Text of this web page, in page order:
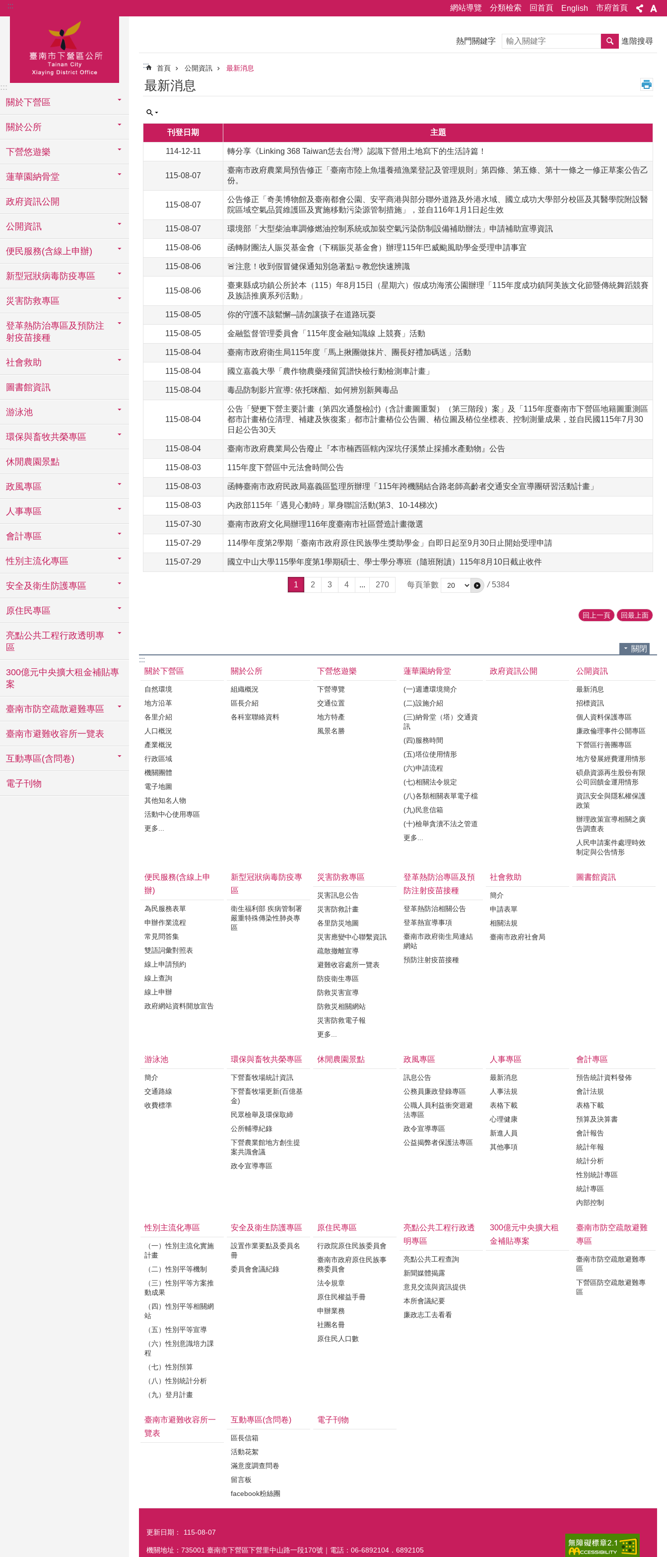
跳到主要內容區塊
::: 網站導覽 分類檢索 回首頁 English 市府首頁
:::
關於下營區
關於公所
下營悠遊樂
蓮華園納骨堂
政府資訊公開
公開資訊
便民服務(含線上申辦)
新型冠狀病毒防疫專區
災害防救專區
登革熱防治專區及預防注
射疫苗接種
社會救助
圖書館資訊
游泳池
環保與畜牧共榮專區
休閒農園景點
政風專區
人事專區
會計專區
性別主流化專區
安全及衛生防護專區
原住民專區
亮點公共工程行政透明專
區
300億元中央擴大租金補貼專
案
臺南市防空疏散避難專區
臺南市避難收容所一覽表
互動專區(含問卷)
電子刊物
熱門關鍵字 搜尋 進階搜尋
::: 首頁 公開資訊 最新消息
最新消息
刊登日期 主題
114-12-11 轉分享《Linking 368 Taiwan恁去台灣》認識下營用土地寫下的生活詩篇！
115-08-07
臺南市政府農業局預告修正「臺南市陸上魚塭養殖漁業登記及管理規則」第四條、第五條、第十一條之一修正草案公告乙
份。
115-08-07
公告修正「奇美博物館及臺南都會公園、安平商港與部分聯外道路及外港水域、國立成功大學部分校區及其醫學院附設醫
院區域空氣品質維護區及實施移動污染源管制措施」，並自116年1月1日起生效
115-08-07 環境部「大型柴油車調修燃油控制系統或加裝空氣污染防制設備補助辦法」申請補助宣導資訊
115-08-06 函轉財團法人賑災基金會（下稱賑災基金會）辦理115年巴威颱風助學金受理申請事宜
115-08-06 🚨注意！收到假冒健保通知別急著點🤜教您快速辨識
115-08-06
臺東縣成功鎮公所於本（115）年8月15日（星期六）假成功海濱公園辦理「115年度成功鎮阿美族文化節暨傳統舞蹈競賽
及族語推廣系列活動」
115-08-05 你的守護不該鬆懈─請勿讓孩子在道路玩耍
115-08-05 金融監督管理委員會「115年度金融知識線 上競賽」活動
115-08-04 臺南市政府衛生局115年度「馬上揪團做抹片、團長好禮加碼送」活動
115-08-04 國立嘉義大學「農作物農藥殘留質譜快檢行動檢測車計畫」
115-08-04 毒品防制影片宣導: 依托咪酯、如何辨別新興毒品
115-08-04
公告「變更下營主要計畫（第四次通盤檢討)（含計畫圖重製）（第三階段）案」及「115年度臺南市下營區地籍圖重測區
都市計畫樁位清理、補建及恢復案」都市計畫樁位公告圖、樁位圖及樁位坐標表、控制測量成果，並自民國115年7月30
日起公告30天
115-08-04 臺南市政府農業局公告廢止『本市楠西區轄內深坑仔溪禁止採捕水產動物』公告
115-08-03 115年度下營區中元法會時間公告
115-08-03 函轉臺南市政府民政局嘉義區監理所辦理「115年跨機關結合路老師高齡者交通安全宣導團研習活動計畫」
115-08-03 內政部115年「遇見心動時」單身聯誼活動(第3、10-14梯次)
115-07-30 臺南市政府文化局辦理116年度臺南市社區營造計畫徵選
115-07-29 114學年度第2學期「臺南市政府原住民族學生獎助學金」自即日起至9月30日止開始受理申請
115-07-29 國立中山大學115學年度第1學期碩士、學士學分專班（隨班附讀）115年8月10日截止收件
1 2 3 4 ... 270 每頁筆數 / 5384
回上一頁 回最上面
關閉
:::
關於下營區
自然環境
地方沿革
各里介紹
人口概況
產業概況
行政區域
機關團體
電子地圖
其他知名人物
活動中心使用專區
更多...
關於公所
組織概況
區長介紹
各科室聯絡資料
下營悠遊樂
下營導覽
交通位置
地方特產
風景名勝
蓮華園納骨堂
(一)週遭環境簡介
(二)設施介紹
(三)納骨堂（塔）交通資
訊
(四)服務時間
(五)塔位使用情形
(六)申請流程
(七)相關法令規定
(八)各類相關表單電子檔
(九)民意信箱
(十)檢舉貪瀆不法之管道
更多...
政府資訊公開 公開資訊
最新消息
招標資訊
個人資料保護專區
廉政倫理事件公開專區
下營區行善團專區
地方發展經費運用情形
碩鼎資源再生股份有限
公司回饋金運用情形
資訊安全與隱私權保護
政策
辦理政策宣導相關之廣
告調查表
人民申請案件處理時效
制定與公告情形
便民服務(含線上申
辦)
為民服務表單
申辦作業流程
常見問答集
雙語詞彙對照表
線上申請預約
線上查詢
線上申辦
政府網站資料開放宣告
新型冠狀病毒防疫專
區
衛生福利部 疾病管制署
嚴重特殊傳染性肺炎專
區
災害防救專區
災害訊息公告
災害防救計畫
各里防災地圖
災害應變中心聯繫資訊
疏散撤離宣導
避難收容處所一覽表
防疫衛生專區
防救災害宣導
防救災相關網站
災害防救電子報
更多...
登革熱防治專區及預
防注射疫苗接種
登革熱防治相關公告
登革熱宣導事項
臺南市政府衛生局連結
網站
預防注射疫苗接種
社會救助
簡介
申請表單
相關法規
臺南市政府社會局
圖書館資訊
游泳池
簡介
交通路線
收費標準
環保與畜牧共榮專區
下營畜牧場統計資訊
下營畜牧場更新(百億基
金)
民眾檢舉及環保取締
公所輔導紀錄
下營農業館地方創生提
案共識會議
政令宣導專區
休閒農園景點 政風專區
訊息公告
公務員廉政登錄專區
公職人員利益衝突迴避
法專區
政令宣導專區
公益揭弊者保護法專區
人事專區
最新消息
人事法規
表格下載
心理健康
新進人員
其他事項
會計專區
預告統計資料發佈
會計法規
表格下載
預算及決算書
會計報告
統計年報
統計分析
性別統計專區
統計專區
內部控制
性別主流化專區
（一）性別主流化實施
計畫
（二）性別平等機制
（三）性別平等方案推
動成果
（四）性別平等相關網
站
（五）性別平等宣導
（六）性別意識培力課
程
（七）性別預算
（八）性別統計分析
（九）登月計畫
安全及衛生防護專區
設置作業要點及委員名
冊
委員會會議紀錄
原住民專區
行政院原住民族委員會
臺南市政府原住民族事
務委員會
法令規章
原住民權益手冊
申辦業務
社團名冊
原住民人口數
亮點公共工程行政透
明專區
亮點公共工程查詢
新聞媒體揭露
意見交流與資訊提供
本所會議紀要
廉政志工去看看
300億元中央擴大租
金補貼專案
臺南市防空疏散避難
專區
臺南市防空疏散避難專
區
下營區防空疏散避難專
區
臺南市避難收容所一
覽表
互動專區(含問卷)
區長信箱
活動花絮
滿意度調查問卷
留言板
facebook粉絲團
電子刊物
更新日期： 115-08-07
機關地址：735001 臺南市下營區下營里中山路一段170號｜電話：06-6892104．6892105